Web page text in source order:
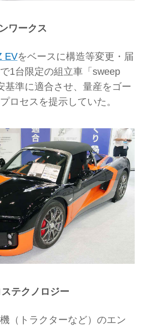
ワークス
EVをベースに構造等変更・届
1台限定の組立車「sweep
基準に適合させ、量産をゴー
ロセスを提示していた。
テクノロジー
（トラクターなど）のエン